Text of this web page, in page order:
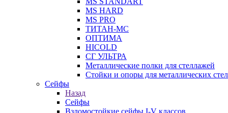
MS HARD
MS PRO
ТИТАН-МС
ОПТИМА
HICOLD
СГ УЛЬТРА
Металлические полки для стеллажей
Стойки и опоры для металлических
Сейфы
Назад
Сейфы
Взломостойкие сейфы I-V классов